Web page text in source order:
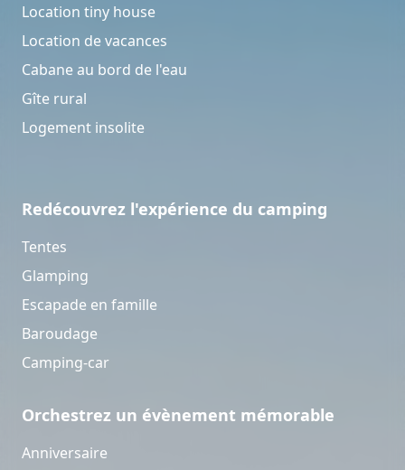
Location tiny house
Location de vacances
Cabane au bord de l'eau
Gîte rural
Logement insolite
Redécouvrez l'expérience du camping
Tentes
Glamping
Escapade en famille
Baroudage
Camping-car
Orchestrez un évènement mémorable
Anniversaire